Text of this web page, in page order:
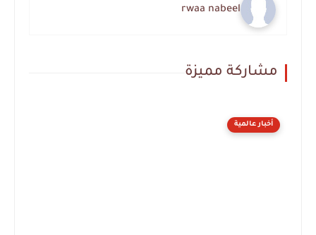
rwaa nabeel
مشاركة مميزة
أخبار عالمية